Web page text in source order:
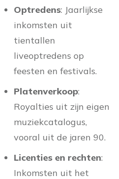
Optredens: Jaarlijkse
inkomsten uit
tientallen
liveoptredens op
feesten en festivals.
Platenverkoop:
Royalties uit zijn eigen
muziekcatalogus,
vooral uit de jaren 90.
Licenties en rechten:
Inkomsten uit het